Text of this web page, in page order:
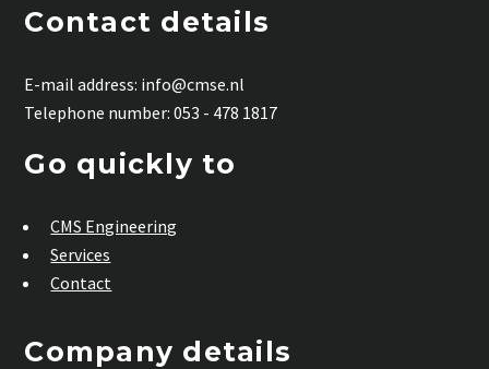
Contact details
E-mail address: info@cmse.nl
Telephone number: 053 - 478 1817
Go quickly to
CMS Engineering
Services
Contact
Company details